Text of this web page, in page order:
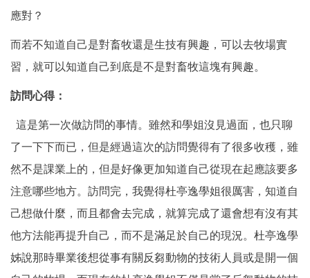
應對？
而若不知道自己是對畜牧還是生技有興趣，可以去牧場實
習，就可以知道自己到底是不是對畜牧這塊有興趣。
訪問心得：
這是第一次做訪問的事情。雖然和學姐沒見過面，也只聊
了一下下而已，但是經過這次的訪問覺得有了很多收穫，雖
然不是課業上的，但是好像更加知道自己從現在起應該要多
注意哪些地方。訪問完，我覺得杜亭逸學姐很厲害，知道自
己想做什麼，而且都會去完成，就算完成了還會想有沒有其
他方法能再提升自己，而不是滿足於自己的現況。杜亭逸學
姊說那時畢業後想從事有關反芻動物的技術人員或是開一個